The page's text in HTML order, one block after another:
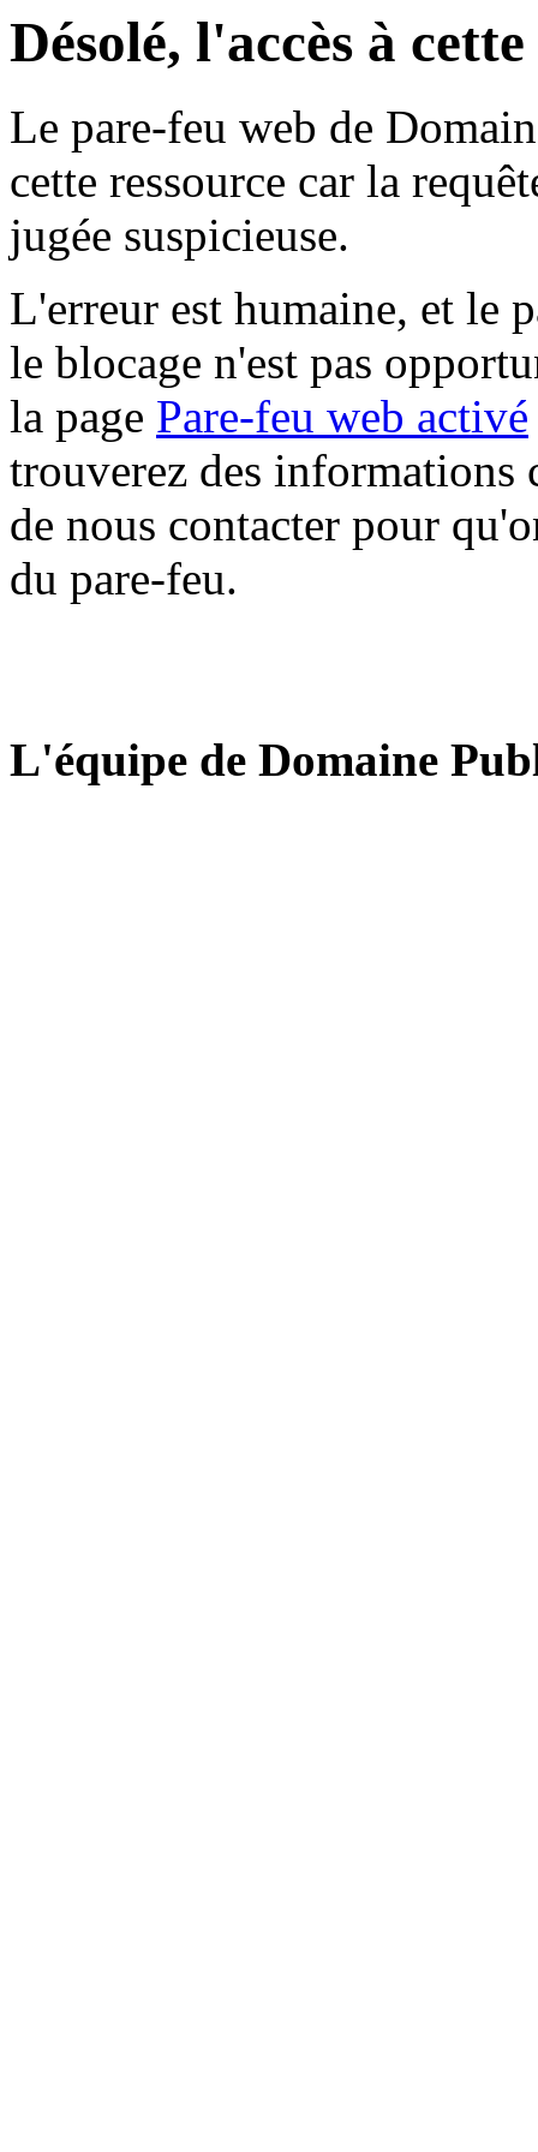
Désolé, l'accès à
Le pare-feu web de
cette ressource car la
jugée suspicieuse.
L'erreur est humaine, et le
le blocage n'est pas
la page Pare-feu web activé
trouverez des informations
de nous contacter pour
du pare-feu.
L'équipe de Domaine